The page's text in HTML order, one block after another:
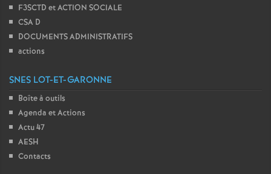
F3SCTD et ACTION SOCIALE
CSA D
DOCUMENTS ADMINISTRATIFS
actions
SNES LOT-ET-GARONNE
Boîte à outils
Agenda et Actions
Actu 47
AESH
Contacts